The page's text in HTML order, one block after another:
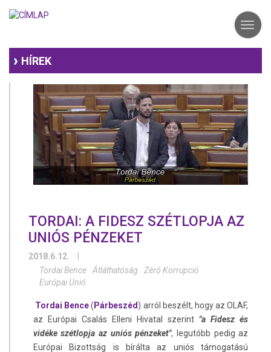
HÍREK
TORDAI: A FIDESZ SZÉTLOPJA AZ
UNIÓS PÉNZEKET
2018.6.12.
Tordai Bence
Átláthatóság
Zéró Korrupció
Európai Unió
Tordai Bence( Párbeszéd ) arról beszélt, hogy az OLAF,
az Európai Csalás Elleni Hivatal szerint "a Fidesz és
vidéke szétlopja az uniós pénzeket", legutóbb pedig az
Európai Bizottság is bírálta az uniós támogatású